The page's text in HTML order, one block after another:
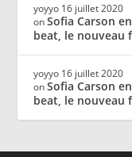
yoyyo 16 juillet 2020
onSofia Carson
beat, le nouveau
yoyyo 16 juillet 2020
onSofia Carson
beat, le nouveau